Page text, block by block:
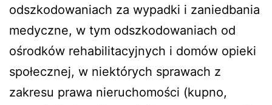
odszkodowaniach za wypadki i zaniedbania
medyczne, w tym odszkodowaniach od
ośrodków rehabilitacyjnych i domów opieki
społecznej, w niektórych sprawach z
zakresu prawa nieruchomości (kupno,